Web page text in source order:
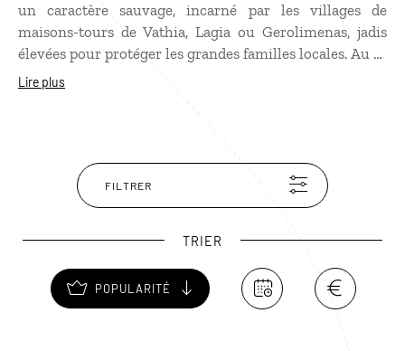
un caractère sauvage, incarné par les villages de
maisons-tours de Vathia, Lagia ou Gerolimenas, jadis
élevées pour protéger les grandes familles locales. Au fil
de routes sinueuses se succèdent oliveraies, collines
le cap Ténare, que la mythologie désignait comme l'une
des portes des Enfers, ou les villages accrochés aux
flancs de la péninsule.
Lire plus
FILTRER
TRIER
POPULARITÉ